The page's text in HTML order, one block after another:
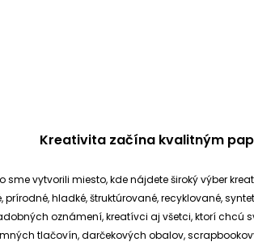
Kreativita začína kvalitným
sme vytvorili miesto, kde nájdete široký výber
prírodné, hladké, štruktúrované, recyklované,
oznámení, kreatívci aj všetci, ktorí chcú
tlačovín, darčekových obalov,